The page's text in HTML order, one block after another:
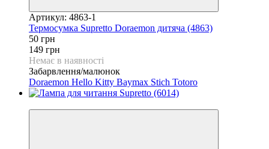
Артикул: 4863-1
Термосумка Supretto Doraemon дитяча (4863)
50 грн
149 грн
Немає в наявності
Забарвлення/малюнок
Doraemon Hello Kitty Baymax Stich Totoro